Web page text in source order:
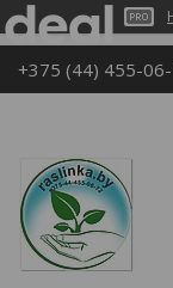
+375 (44) 455-